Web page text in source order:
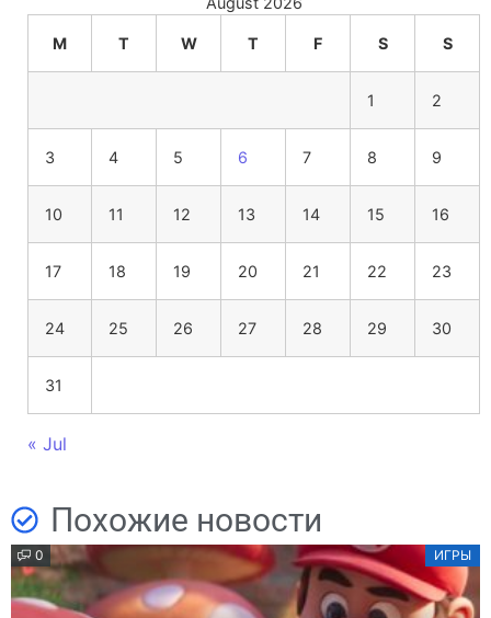
M T W T F S S
1 2
3 4 5 6 7 8 9
10 11 12 13 14 15 16
17 18 19 20 21 22 23
24 25 26 27 28 29 30
31
« Jul
Похожие новости
0 ИГРЫ